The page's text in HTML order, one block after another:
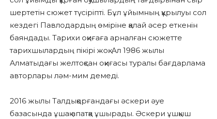
шертетін сюжет түсіріпті. Бұл ұйымның құрылуы сол
кездегі Павлодардың өміріне қалай әсер еткенін
баяндады. Тарихи оқиғаға арналған сюжетте
тарихшылардың пікірі жоқ. Ал 1986 жылы
Алматыдағы желтоқсан оқиғасы туралы бағдарлама
авторлары ләм-мим демеді.
2016 жылы Талдықорғандағы әскери әуе
базасында ұшақ апатқа ұшырады. Әскери ұшқыш